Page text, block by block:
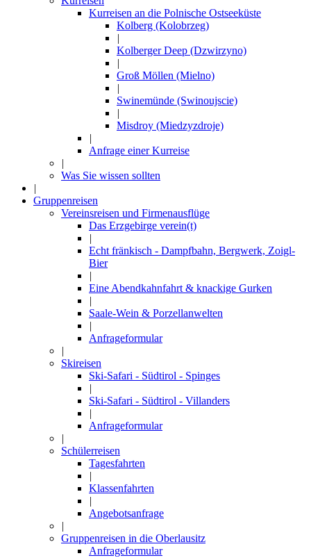
Kurreisen an die Polnische Ostseeküste
Kolberg (Kolobrzeg)
|
Kolberger Deep (Dzwirzyno)
|
Groß Möllen (Mielno)
|
Swinemünde (Swinoujscie)
|
Misdroy (Miedzyzdroje)
|
Anfrage einer Kurreise
|
Was Sie wissen sollten
|
Gruppenreisen
Vereinsreisen und Firmenausflüge
Das Erzgebirge verein(t)
|
Echt fränkisch - Dampfbahn, Bergwerk, Zoigl-
Bier
|
Eine Abendkahnfahrt & knackige Gurken
|
Saale-Wein & Porzellanwelten
|
Anfrageformular
|
Skireisen
Ski-Safari - Südtirol - Spinges
|
Ski-Safari - Südtirol - Villanders
|
Anfrageformular
|
Schülerreisen
Tagesfahrten
|
Klassenfahrten
|
Angebotsanfrage
|
Gruppenreisen in die Oberlausitz
Anfrageformular